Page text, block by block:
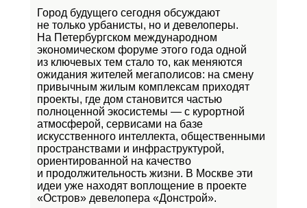
Город будущего сегодня обсуждают
не только урбанисты, но и девелоперы.
На Петербургском международном
экономическом форуме этого года одной
из ключевых тем стало то, как меняются
ожидания жителей мегаполисов: на смену
привычным жилым комплексам приходят
проекты, где дом становится частью
полноценной экосистемы — с курортной
атмосферой, сервисами на базе
искусственного интеллекта, общественными
пространствами и инфраструктурой,
ориентированной на качество
и продолжительность жизни. В Москве эти
идеи уже находят воплощение в проекте
«Остров» девелопера «Донстрой».